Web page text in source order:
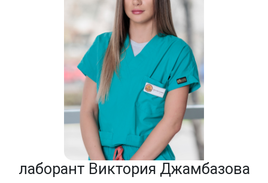
лаборант Виктория Джамбазова